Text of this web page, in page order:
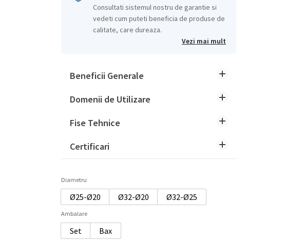
Consultati sistemul nostru de garantie si
vedeti cum puteti beneficia de produse de
calitate, care dureaza.
Vezi mai mult
Beneficii Generale
Domenii de Utilizare
Fise Tehnice
Certificari
Diametru
Ø25-Ø20 Ø32-Ø20 Ø32-Ø25
Ambalare
Set Bax